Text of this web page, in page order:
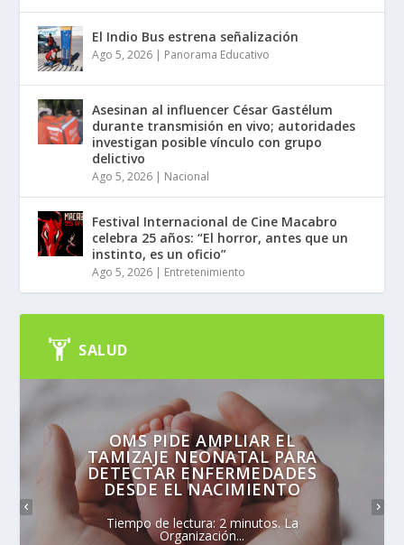
El Indio Bus estrena señalización
Ago 5, 2026 | Panorama Educativo
Asesinan al influencer César Gastélum
durante transmisión en vivo; autoridades
investigan posible vínculo con grupo
delictivo
Ago 5, 2026 | Nacional
Festival Internacional de Cine Macabro
celebra 25 años: “El horror, antes que un
instinto, es un oficio”
Ago 5, 2026 | Entretenimiento
SALUD
OMS PIDE AMPLIAR EL
TAMIZAJE NEONATAL PARA
DETECTAR ENFERMEDADES
DESDE EL NACIMIENTO
Tiempo de lectura: 2 minutos. La
Organización...